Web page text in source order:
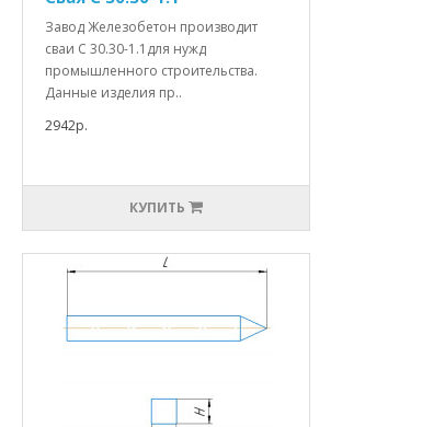
Завод Железобетон производит
сваи С 30.30-1.1для нужд
промышленного строительства.
Данные изделия пр..
2942р.
КУПИТЬ